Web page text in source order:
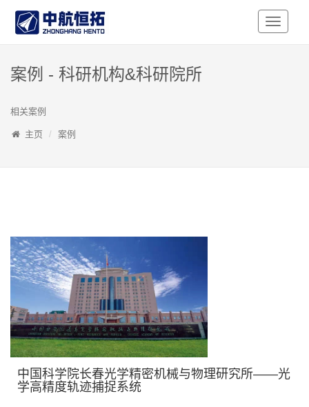
Toggle
案例 - 科研机构&科研院所
相关案例
主页 案例
中国科学院长春光学精密机械与物理研究所——光
学高精度轨迹捕捉系统